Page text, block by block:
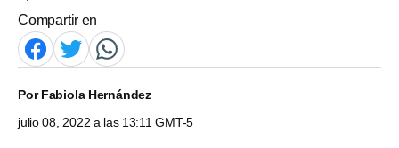
Compartir en
PorFabiola Hernández
julio 08, 2022 a las 13:11 GMT-5